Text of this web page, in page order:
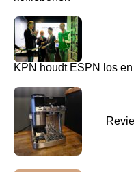
KPN houdt ESPN los